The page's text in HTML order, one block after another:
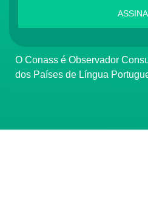
O Conass é Observador Consultivo da Comunidade
dos Países de Língua